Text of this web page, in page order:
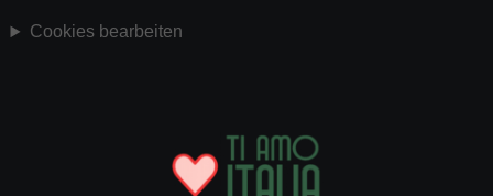
Cookies bearbeiten